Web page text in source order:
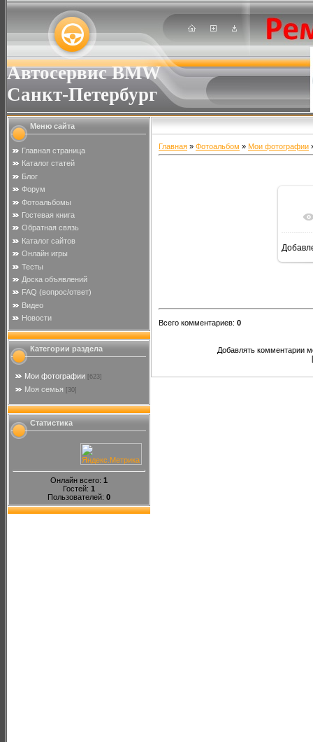
Автосервис BMW
Санкт-Петербург
Меню сайта
Главная страница
Каталог статей
Блог
Форум
Фотоальбомы
Гостевая книга
Обратная связь
Каталог сайтов
Онлайн игры
Тесты
Доска объявлений
FAQ (вопрос/ответ)
Видео
Новости
Категории раздела
Мои фотографии [623]
Моя семья [30]
Статистика
Онлайн всего: 1
Гостей: 1
Пользователей: 0
Главная » Фотоальбом » Мои фотографии
Всего комментариев: 0
Добавлять комментарии